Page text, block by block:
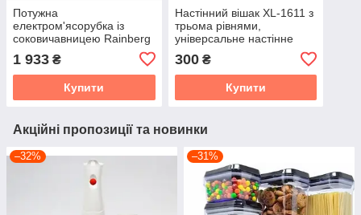
Потужна
електром'ясорубка із
соковичавницею Rainberg
1 933 ₴
Купити
Настінний вішак XL-1611 з
трьома рівнями,
універсальне настінне
кріплення без свердління,
чорний металевий вішак
300₴
Купити
Акційні пропозиції та новинки
–32% –31%